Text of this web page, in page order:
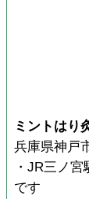
ミントは
兵庫県神戸
・JR三ノ
です